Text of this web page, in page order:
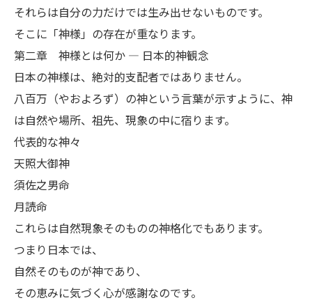
それらは自分の力だけでは生み出せないものです。
そこに「神様」の存在が重なります。
第二章 神様とは何か ― 日本的神観念
日本の神様は、絶対的支配者ではありません。
八百万（やおよろず）の神という言葉が示すように、神
は自然や場所、祖先、現象の中に宿ります。
代表的な神々
天照大御神
須佐之男命
月読命
これらは自然現象そのものの神格化でもあります。
つまり日本では、
自然そのものが神であり、
その恵みに気づく心が感謝なのです。